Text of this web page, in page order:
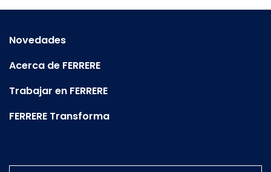
Novedades
Acerca de FERRERE
Trabajar en FERRERE
FERRERE Transforma